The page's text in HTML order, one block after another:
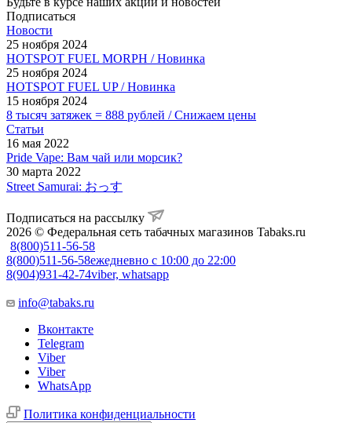
Подписаться
Новости
25 ноября 2024
HOTSPOT FUEL MORPH / Новинка
25 ноября 2024
HOTSPOT FUEL UP / Новинка
15 ноября 2024
8 тысяч затяжек = 888 рублей / Снижаем цены
Статьи
16 мая 2022
Pride Vape: Вам чай или морсик?
30 марта 2022
Street Samurai: おっす
Подписаться на рассылку
2026 © Федеральная сеть табачных магазинов Tabaks.ru
8(800)511-56-58
8(800)511-56-58ежедневно с 10:00 до 22:00
8(904)931-42-74viber, whatsapp
info@tabaks.ru
Вконтакте
Telegram
Viber
Viber
WhatsApp
Политика конфиденциальности